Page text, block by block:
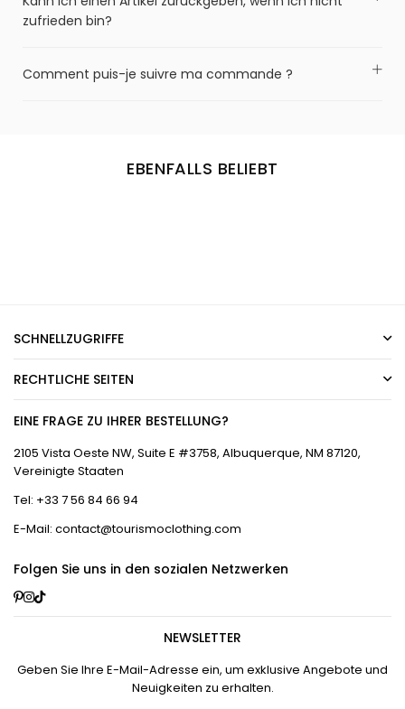
zufrieden bin?
Comment puis-je suivre ma commande ?
EBENFALLS BELIEBT
SCHNELLZUGRIFFE
RECHTLICHE SEITEN
EINE FRAGE ZU IHRER BESTELLUNG?
2105 Vista Oeste NW, Suite E #3758, Albuquerque, NM 87120,
Vereinigte Staaten
Tel: +33 7 56 84 66 94
E-Mail: contact@tourismoclothing.com
Folgen Sie uns in den sozialen Netzwerken
Pinterest
Instagram
TikTok
NEWSLETTER
Geben Sie Ihre E-Mail-Adresse ein, um exklusive Angebote und
Neuigkeiten zu erhalten.